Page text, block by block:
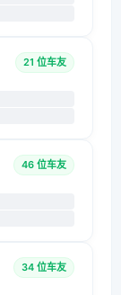
21 位车友
46 位车友
34 位车友